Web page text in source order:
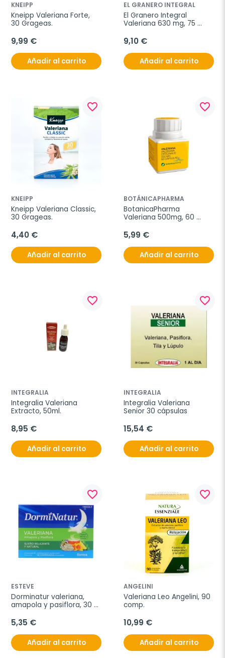
KNEIPP
Kneipp Valeriana Forte,
30 Grageas.
9,99 €
Añadir al carrito
EL GRANERO INTEGRAL
El Granero Integral
Valeriana 630 mg, 75
9,10 €
Añadir al carrito
favorite_border
KNEIPP
Kneipp Valeriana Classic,
30 Grageas.
4,40 €
Añadir al carrito
favorite_border
BOTÁNICAPHARMA
BotanicaPharma
Valeriana 500mg, 60
5,99 €
Añadir al carrito
favorite_border
INTEGRALIA
Integralia Valeriana
Extracto, 50ml.
8,95 €
Añadir al carrito
favorite_border
INTEGRALIA
Integralia Valeriana
Senior 30 cápsulas
15,54 €
Añadir al carrito
favorite_border
ESTEVE
Dorminatur valeriana,
amapola y pasiflora, 30
5,35 €
Añadir al carrito
favorite_border
ANGELINI
Valeriana Leo Angelini, 90
comp.
10,99 €
Añadir al carrito